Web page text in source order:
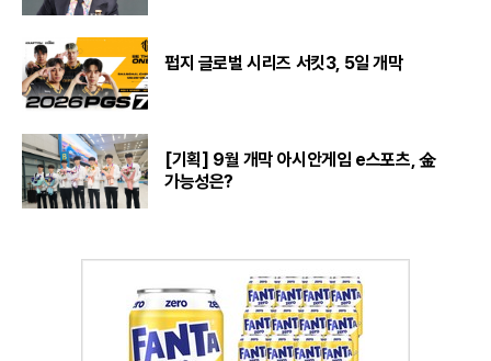
펍지 글로벌 시리즈 서킷3, 5일 개막
[기획] 9월 개막 아시안게임 e스포츠, 金
가능성은?